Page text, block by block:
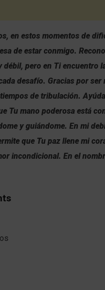
en estos momentos de
de estar conmigo.
débil, pero en Ti encuentro
desafío. Gracias por ser
de tribulación.
Tu mano poderosa está
y guiándome. En mi
que Tu paz llene mi
incondicional. En el